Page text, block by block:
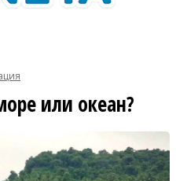
или океан?